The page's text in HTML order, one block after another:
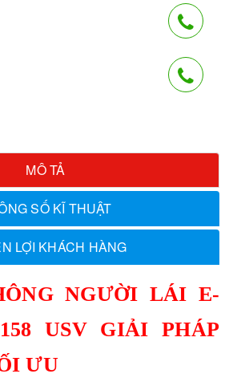
MÔ TẢ
SỐ KĨ THUẬT
LỢI KHÁCH HÀNG
NGƯỜI LÁI E-
USV GIẢI PHÁP
ƯU